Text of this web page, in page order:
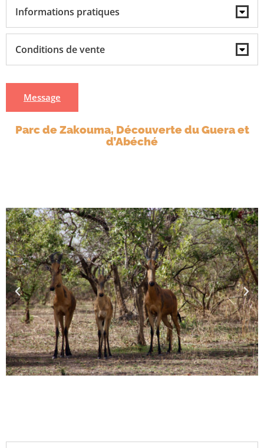
Informations pratiques
Conditions de vente
Message
Parc de Zakouma, Découverte du Guera et
d’Abéché